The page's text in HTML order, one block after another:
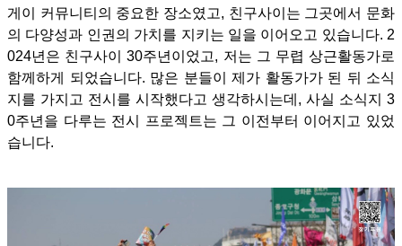
게이 커뮤니티의 중요한 장소였고, 친구사이는 그곳에서 문화
의 다양성과 인권의 가치를 지키는 일을 이어오고 있습니다. 2
024년은 친구사이 30주년이었고, 저는 그 무렵 상근활동가로
함께하게 되었습니다. 많은 분들이 제가 활동가가 된 뒤 소식
지를 가지고 전시를 시작했다고 생각하시는데, 사실 소식지 3
0주년을 다루는 전시 프로젝트는 그 이전부터 이어지고 있었
습니다.